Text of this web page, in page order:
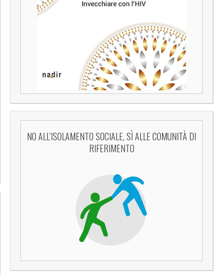
NO ALL’ISOLAMENTO SOCIALE, SÌ ALLE COMUNITÀ DI
RIFERIMENTO